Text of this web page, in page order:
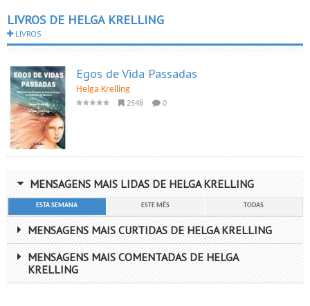
LIVROS DE HELGA KRELLING
LIVROS
Egos de Vida Passadas
Helga Krelling
2548 0
MENSAGENS MAIS LIDAS DE HELGA KRELLING
ESTA SEMANA ESTE MÊS TODAS
MENSAGENS MAIS CURTIDAS DE HELGA KRELLING
MENSAGENS MAIS COMENTADAS DE HELGA
KRELLING